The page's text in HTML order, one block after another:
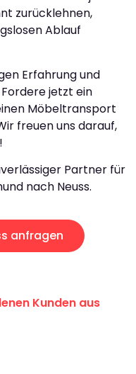
zurücklehnen,
Ablauf
Erfahrung und
jetzt ein
Möbeltransport
freuen uns darauf,
Partner für
nach Neuss.
anfragen
Kunden aus